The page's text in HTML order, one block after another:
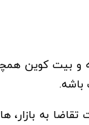
و بیت کوین
.